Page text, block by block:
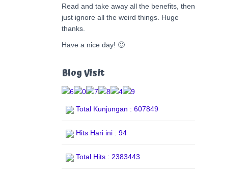
Read and take away all the benefits, then
just ignore all the weird things. Huge
thanks.
Have a nice day! 🙂
Blog Visit
Total Kunjungan : 607849
Hits Hari ini : 94
Total Hits : 2383443